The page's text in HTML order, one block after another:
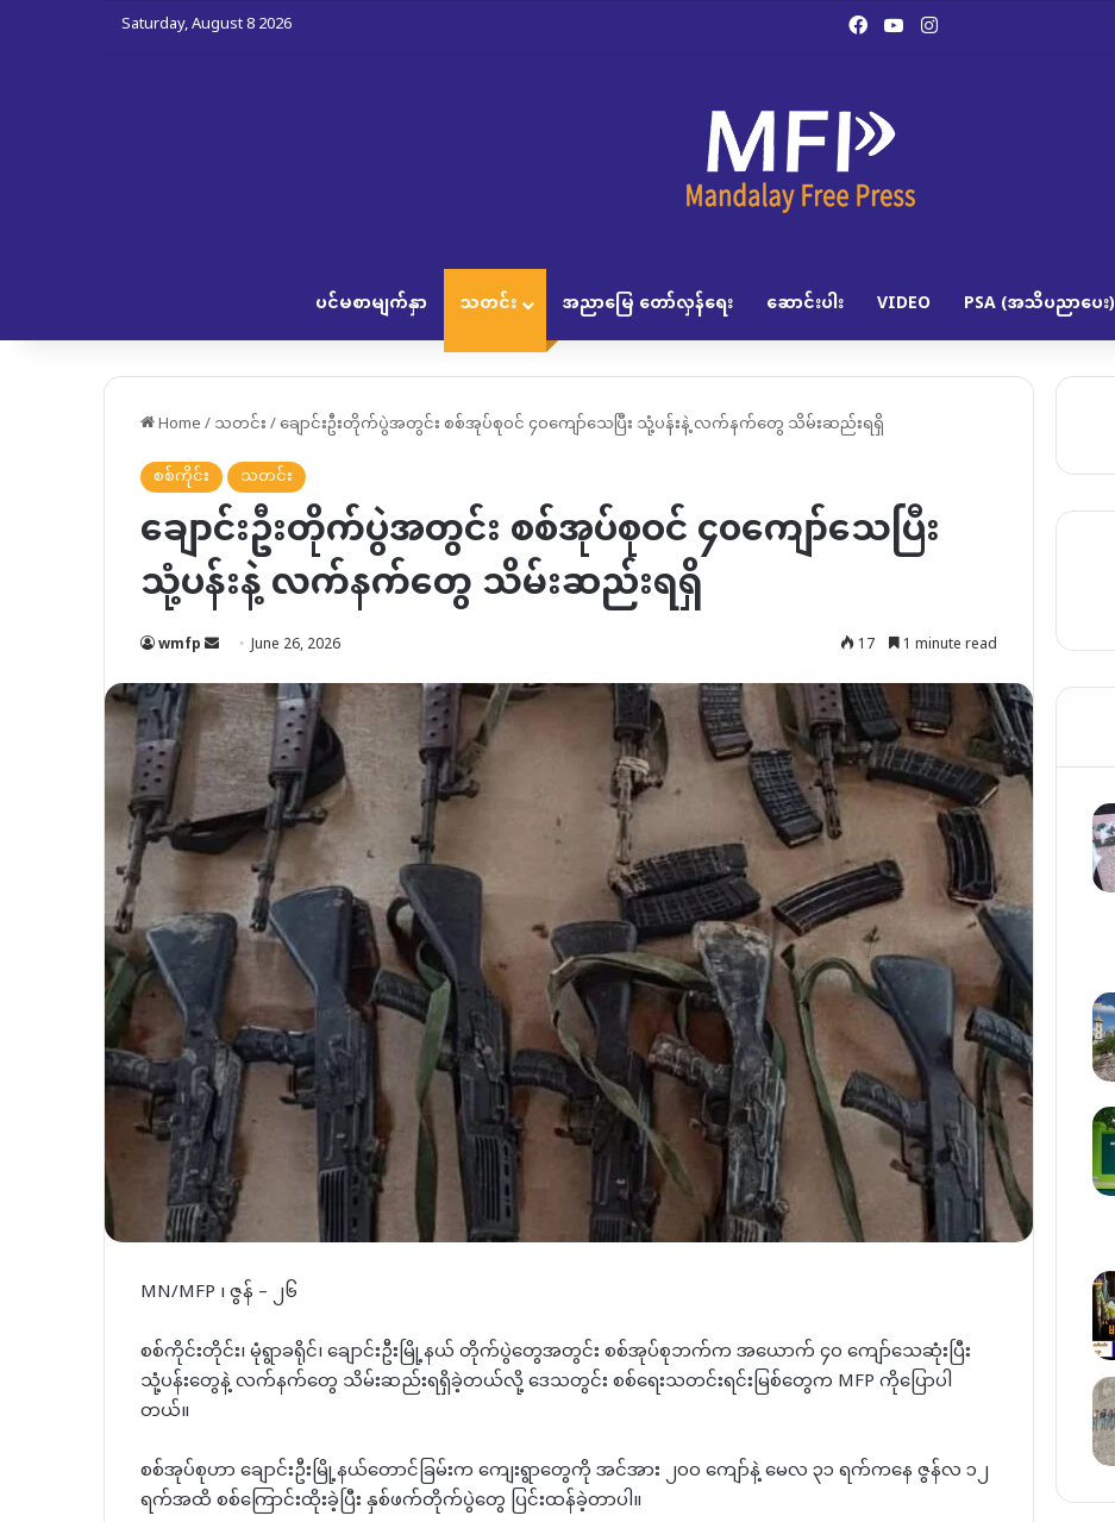
Saturday, August 8 2026 Facebook
YouTubeInstagram
ပင်မစာမျက်နှာ သတင်း အညာမြေ တော်လှန်ရေး ဆောင်းပါး VIDEO PSA (အသိပညာပေး)
Home/သတင်း/ချောင်းဦးတိုက်ပွဲအတွင်း စစ်အုပ်စုဝင် ၄၀ကျော်သေပြီး သုံ့ပန်းနဲ့ လက်နက်တွေ သိမ်းဆည်းရရှိ
စစ်ကိုင်း
သတင်း
ချောင်းဦးတိုက်ပွဲအတွင်း စစ်အုပ်စုဝင် ၄၀ကျော်သေပြီး
သုံ့ပန်းနဲ့ လက်နက်တွေ သိမ်းဆည်းရရှိ
wmfp Send
email
June 26, 2026 17 1 minute read
MN/MFP ၊ ဇွန် – ၂၆
စစ်ကိုင်းတိုင်း၊ မုံရွာခရိုင်၊ ချောင်းဦးမြို့နယ် တိုက်ပွဲတွေအတွင်း စစ်အုပ်စုဘက်က အယောက် ၄၀ ကျော်သေဆုံးပြီး
သုံ့ပန်းတွေနဲ့ လက်နက်တွေ သိမ်းဆည်းရရှိခဲ့တယ်လို့ ဒေသတွင်း စစ်ရေးသတင်းရင်းမြစ်တွေက MFP ကိုပြောပါ
တယ်။
စစ်အုပ်စုဟာ ချောင်းဦးမြို့နယ်တောင်ခြမ်းက ကျေးရွာတွေကို အင်အား ၂၀၀ ကျော်နဲ့ မေလ ၃၁ ရက်ကနေ ဇွန်လ ၁၂
ရက်အထိ စစ်ကြောင်းထိုးခဲ့ပြီး နှစ်ဖက်တိုက်ပွဲတွေ ပြင်းထန်ခဲ့တာပါ။